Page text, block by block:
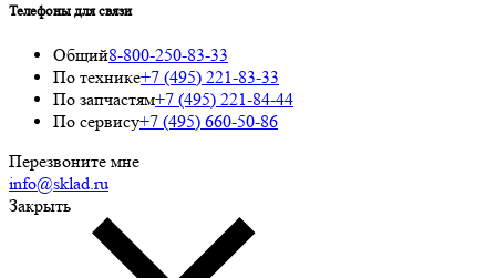
Телефоны для связи
Общий8-800-250-83-33
По технике+7 (495) 221-83-33
По запчастям+7 (495) 221-84-44
По сервису+7 (495) 660-50-86
Перезвоните мне
info@sklad.ru
Закрыть